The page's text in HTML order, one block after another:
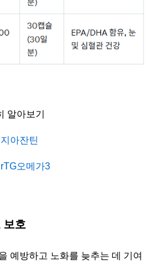
알아보기
아잔틴
오메가3
보호
예방하고 노화를 늦추는 데 기여